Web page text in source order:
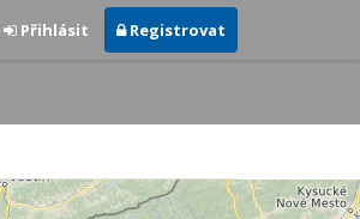
Přihlásit Registrovat